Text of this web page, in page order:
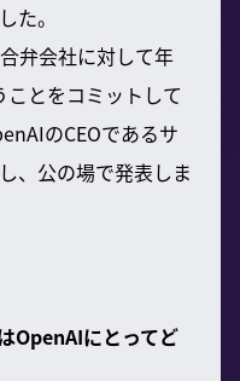
た。
弁会社に対して年
とをコミットして
のCEOであるサ
、公の場で発表しま
OpenAIにとってど